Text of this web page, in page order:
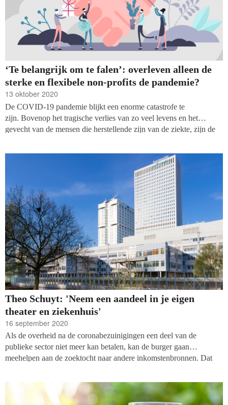
‘Te belangrijk om te falen’: overleven alleen de
sterke en flexibele non-profits de pandemie?
13 oktober 2020
De COVID-19 pandemie blijkt een enorme catastrofe te
zijn. Bovenop het tragische verlies van zo veel levens en het
gevecht van de mensen die herstellende zijn van de ziekte, zijn de
InternationaalMontairFonds (IMF) voorspelde in juni dat het
wereldwijde bruto nationaal product (BNP) met 4,9 procent zal
krimpen in 2020; wat de grootste inzinking sinds de
‘Great
’ van de jaren 30 van de vorige eeuw zou
betekenen. Ook vreest het WorldInstituteforDevelopment
EconomicsResearch (WIDER) van de United Nations University
dat meer dan een half miljard mensen de armoede in worden
gedrukt.
Theo Schuyt: 'Neem een aandeel in je eigen
theater en ziekenhuis'
16 september 2020
Als de overheid na de coronabezuinigingen een deel van de
publieke sector niet meer kan betalen, kan de burger gaan
meehelpen aan de zoektocht naar andere inkomstenbronnen. Dat
Amsterdam in het dagblad Trouw.